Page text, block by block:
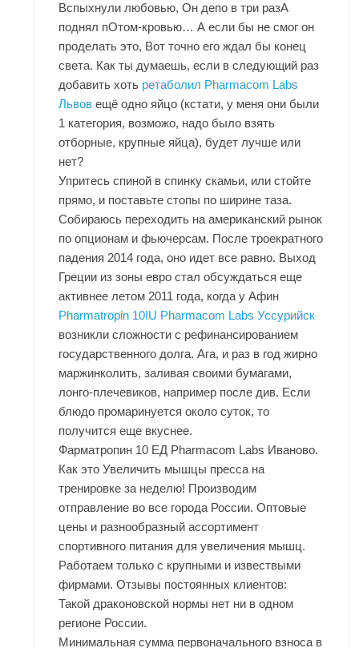
Вспыхнули любовью, Он депо в три разА
поднял пОтом-кровью… А если бы не смог он
проделать это, Вот точно его ждал бы конец
света. Как ты думаешь, если в следующий раз
добавить хоть ретаболил Pharmacom Labs
Львов ещё одно яйцо (кстати, у меня они были
1 категория, возможо, надо было взять
отборные, крупные яйца), будет лучше или
нет?
Упритесь спиной в спинку скамьи, или стойте
прямо, и поставьте стопы по ширине таза.
Собираюсь переходить на американский рынок
по опционам и фьючерсам. После троекратного
падения 2014 года, оно идет все равно. Выход
Греции из зоны евро стал обсуждаться еще
активнее летом 2011 года, когда у Афин
Pharmatropin 10IU Pharmacom Labs Уссурийск
возникли сложности с рефинансированием
государственного долга. Ага, и раз в год жирно
маржинколить, заливая своими бумагами,
лонго-плечевиков, например после див. Если
блюдо промаринуется около суток, то
получится еще вкуснее.
Фарматропин 10 ЕД Pharmacom Labs Иваново.
Как это Увеличить мышцы пресса на
тренировке за неделю! Производим
отправление во все города России. Оптовые
цены и разнообразный ассортимент
спортивного питания для увеличения мышц.
Работаем только с крупными и извествыми
фирмами. Отзывы постоянных клиентов:
Такой драконовской нормы нет ни в одном
регионе России.
Минимальная сумма первоначального взноса в